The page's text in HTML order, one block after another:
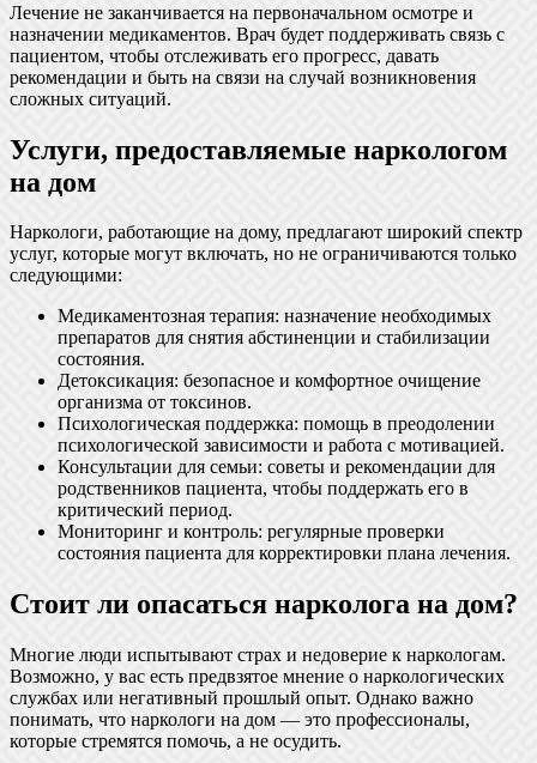
Лечение не заканчивается на первоначальном осмотре и
назначении медикаментов. Врач будет поддерживать связь с
пациентом, чтобы отслеживать его прогресс, давать
рекомендации и быть на связи на случай возникновения
сложных ситуаций.
Услуги, предоставляемые наркологом
на дом
Наркологи, работающие на дому, предлагают широкий спектр
услуг, которые могут включать, но не ограничиваются только
следующими:
Медикаментозная терапия: назначение необходимых
препаратов для снятия абстиненции и стабилизации
состояния.
Детоксикация: безопасное и комфортное очищение
организма от токсинов.
Психологическая поддержка: помощь в преодолении
психологической зависимости и работа с мотивацией.
Консультации для семьи: советы и рекомендации для
родственников пациента, чтобы поддержать его в
критический период.
Мониторинг и контроль: регулярные проверки
состояния пациента для корректировки плана лечения.
Стоит ли опасаться нарколога на дом?
Многие люди испытывают страх и недоверие к наркологам.
Возможно, у вас есть предвзятое мнение о наркологических
службах или негативный прошлый опыт. Однако важно
понимать, что наркологи на дом — это профессионалы,
которые стремятся помочь, а не осудить.